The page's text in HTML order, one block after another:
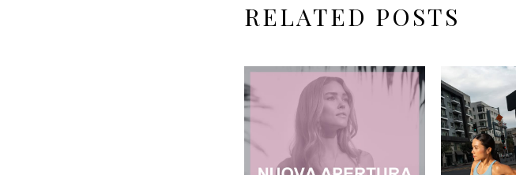
RELATED POSTS